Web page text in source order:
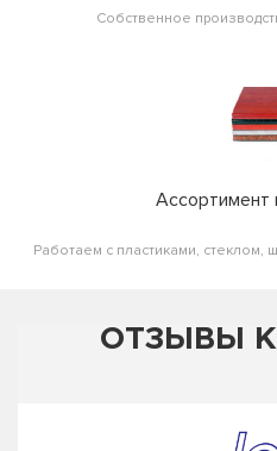
Собственное
Ассортимент
Работаем с пластиками, стеклом,
ОТЗЫВЫ